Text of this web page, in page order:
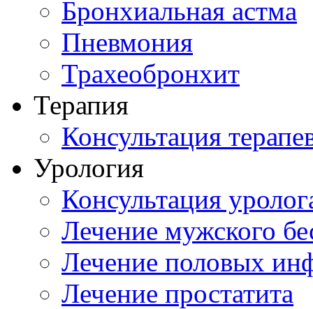
Бронхиальная астма
Пневмония
Трахеобронхит
Терапия
Консультация
Урология
Консультация
Лечение мужского
Лечение половых
Лечение простатита